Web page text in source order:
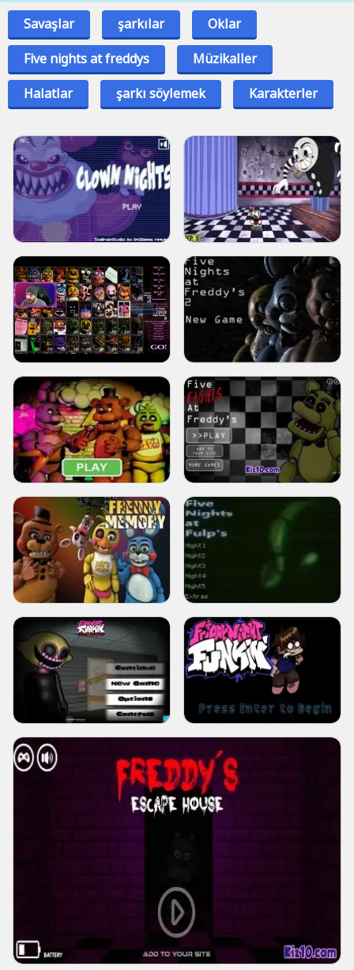
Savaşlar şarkılar
Oklar
Five nights at freddys
Müzikaller
Halatlar
şarkı söylemek Karakterler